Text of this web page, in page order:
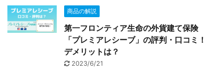
商品の解説
第一フロンティア生命の外貨建て保険
「プレミアレシーブ」の評判・口コミ！
デメリットは？
2023/6/21